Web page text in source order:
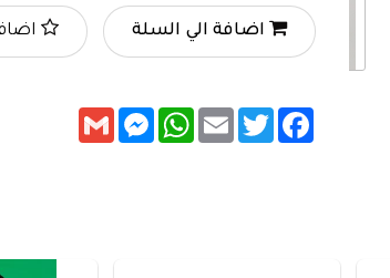
اضافة الي السلة
Facebook
Twitter
Email
WhatsApp
Messenger
Gmail